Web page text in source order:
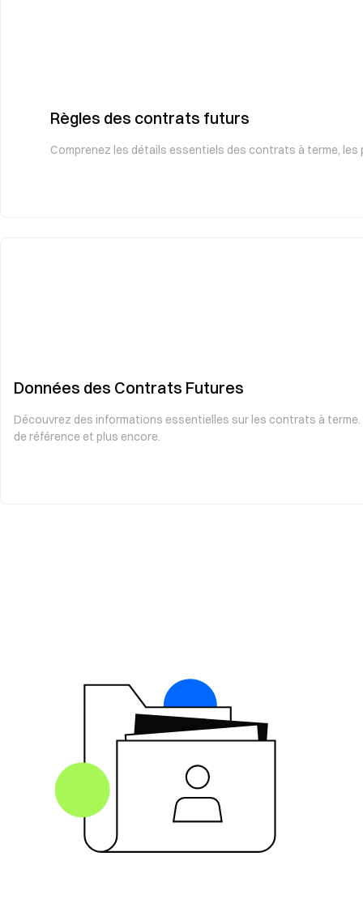
Règles des contrats futurs
Comprenez les détails essentiels des contrats à terme,
Données des Contrats Futures
Découvrez des informations essentielles sur les contrats à
de référence et plus encore.